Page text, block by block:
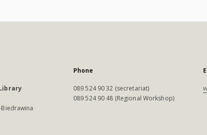
Phone
089 524 90 32 (secretariat)
089 524 90 48 (Regional Workshop)